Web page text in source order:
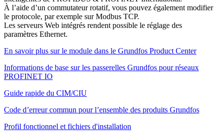
À l’aide d’un commutateur rotatif, vous pouvez également modifier
le protocole, par exemple sur Modbus TCP.
Les serveurs Web intégrés rendent possible le réglage des
paramètres Ethernet.
En savoir plus sur le module dans le Grundfos Product Center
Informations de base sur les passerelles Grundfos pour réseaux
PROFINET IO
Guide rapide du CIM/CIU
Code d’erreur commun pour l’ensemble des produits Grundfos
Profil fonctionnel et fichiers d'installation